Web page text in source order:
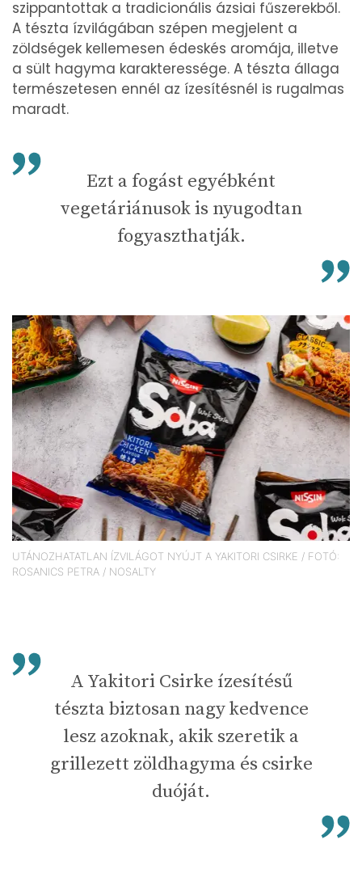
szippantottak a tradicionális ázsiai fűszerekből.
A tészta ízvilágában szépen megjelent a
zöldségek kellemesen édeskés aromája, illetve
a sült hagyma karakteressége. A tészta állaga
természetesen ennél az ízesítésnél is rugalmas
maradt.
Ezt a fogást egyébként
vegetáriánusok is nyugodtan
fogyaszthatják.
UTÁNOZHATATLAN ÍZVILÁGOT NYÚJT A YAKITORI CSIRKE / FOTÓ:
ROSANICS PETRA / NOSALTY
A Yakitori Csirke ízesítésű
tészta biztosan nagy kedvence
lesz azoknak, akik szeretik a
grillezett zöldhagyma és csirke
duóját.